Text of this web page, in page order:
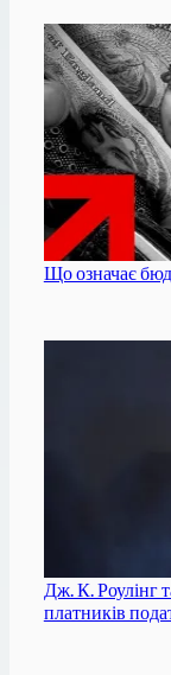
Що означає
Дж. К. Роулінг
платників